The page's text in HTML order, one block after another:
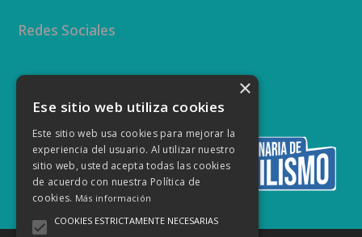
Redes Sociales
Twitter
Facebook
Instagram
YouTube ×
Ese sitio web utiliza cookies
Este sitio web usa cookies para mejorar la
experiencia del usuario. Al utilizar nuestro
sitio web, usted acepta todas las cookies
de acuerdo con nuestra Política de
cookies. Más información
COOKIES ESTRICTAMENTE NECESARIAS